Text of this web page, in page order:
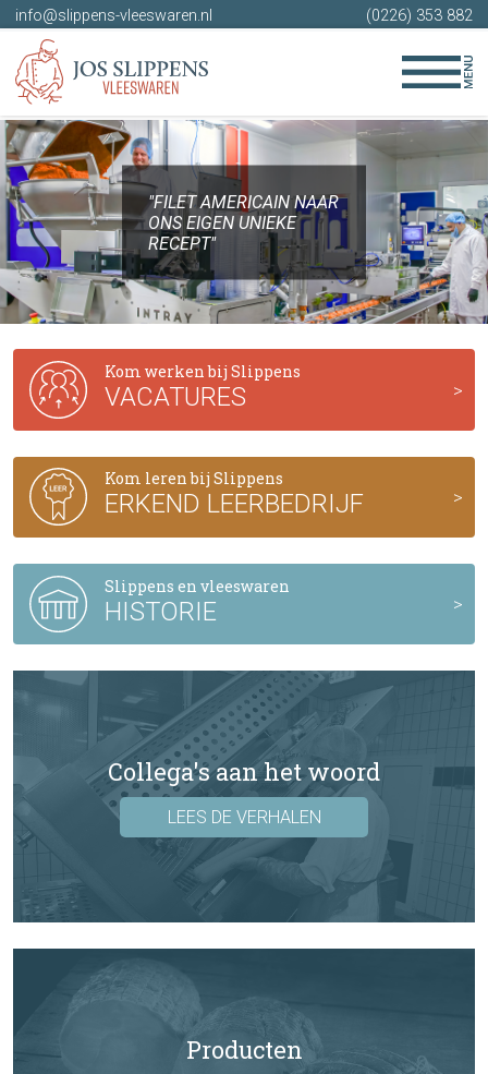
info@slippens-vleeswaren.nl (0226) 353 882
"FILET AMERICAIN NAAR
ONS EIGEN UNIEKE
RECEPT"
Kom werken bij Slippens
VACATURES
Kom leren bij Slippens
ERKEND LEERBEDRIJF
Slippens en vleeswaren
HISTORIE
Collega's aan het woord
LEES DE VERHALEN
Producten